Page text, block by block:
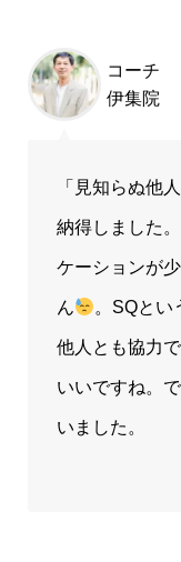
コーチ
伊集院
「見知らぬ他
納得しました
ケーションが
ん 。SQとい
他人とも協力
いいですね。
いました。